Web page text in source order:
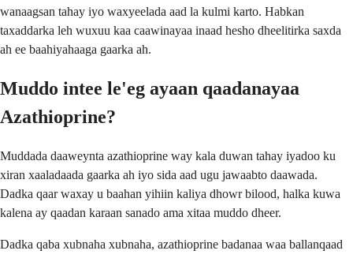
wanaagsan tahay iyo waxyeelada aad la kulmi karto. Habkan
taxaddarka leh wuxuu kaa caawinayaa inaad hesho dheelitirka saxda
ah ee baahiyahaaga gaarka ah.
Muddo intee le'eg ayaan qaadanayaa
Azathioprine?
Muddada daaweynta azathioprine way kala duwan tahay iyadoo ku
xiran xaaladaada gaarka ah iyo sida aad ugu jawaabto daawada.
Dadka qaar waxay u baahan yihiin kaliya dhowr bilood, halka kuwa
kalena ay qaadan karaan sanado ama xitaa muddo dheer.
Dadka qaba xubnaha xubnaha, azathioprine badanaa waa ballanqaad